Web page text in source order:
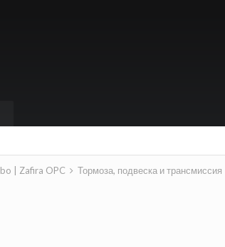
| Zafira OPC Тормоза, подвеска и трансмиссия